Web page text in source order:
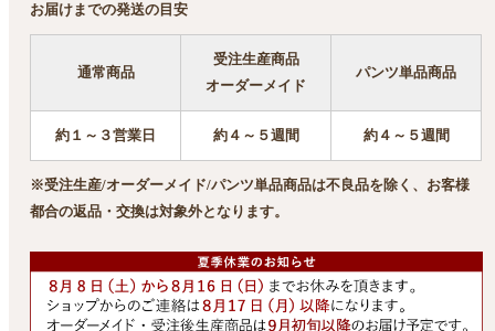
お届けまでの発送の目安
通常商品
受注生産商品
オーダーメイド
パンツ単品商品
約１～３営業日 約４～５週間 約４～５週間
※受注生産/オーダーメイド/パンツ単品商品は不良品を除く、お客様
都合の返品・交換は対象外となります。